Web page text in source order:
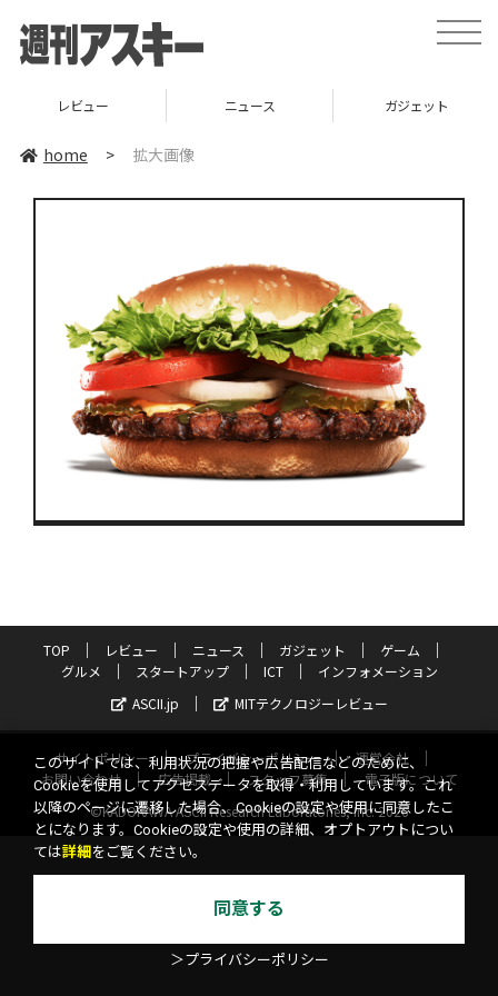
toggle
レビュー ニュース ガジェット
home > 拡大画像
TOP レビュー ニュース ガジェット
ゲーム
グルメ
スタートアップ ICT
インフォメーション
ASCII.jp
MITテクノロジーレビュー
サイトポリシー プライバシーポリシー
運営会社
お問い合わせ
広告掲載 スタッフ募集
電子版について
©KADOKAWA ASCII Research Laboratories, Inc. 2026
このサイトでは、利用状況の把握や広告配信などのために、
Cookieを使用してアクセスデータを取得・利用しています。これ
以降のページに遷移した場合、Cookieの設定や使用に同意したこ
とになります。Cookieの設定や使用の詳細、オプトアウトについ
ては詳細 をご覧ください。
同意する
＞プライバシーポリシー